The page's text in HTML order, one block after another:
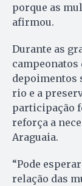
porque as
afirmou.
Durante as
campeonatos
depoimentos
rio e a
participação
reforça a
Araguaia.
“Pode
relação das